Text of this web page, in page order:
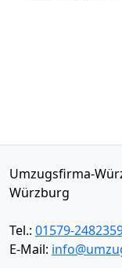
Umzugsfirma-
Würzburg
Tel.: 01579-
E-Mail: